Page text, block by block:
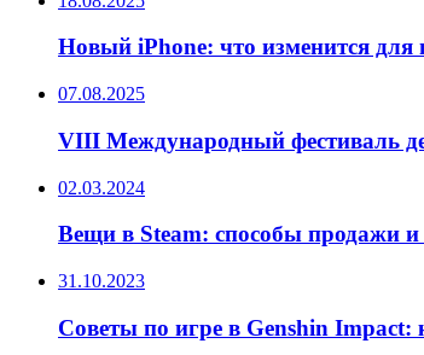
Новый iPhone: что изменится для
07.08.2025
VIII Международный фестиваль
02.03.2024
Вещи в Steam: способы продажи и
31.10.2023
Советы по игре в Genshin Impact: